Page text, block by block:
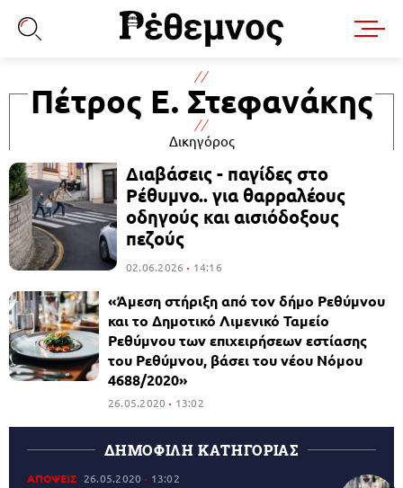
Πέτρος Ε. Στεφανάκης
Δικηγόρος
Διαβάσεις - παγίδες στο
Ρέθυμνο.. για θαρραλέους
οδηγούς και αισιόδοξους
πεζούς
02.06.2026 14:16
«Άμεση στήριξη από τον δήμο Ρεθύμνου
και το Δημοτικό Λιμενικό Ταμείο
Ρεθύμνου των επιχειρήσεων εστίασης
του Ρεθύμνου, βάσει του νέου Νόμου
4688/2020»
26.05.2020 13:02
ΔΗΜΟΦΙΛΗ ΚΑΤΗΓΟΡΙΑΣ
ΑΠΟΨΕΙΣ 26.05.2020 13:02